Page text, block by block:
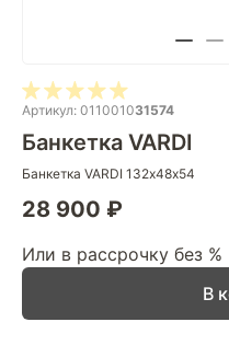
Артикул: 011001031574
Банкетка VARDI
Банкетка VARDI 132х48х54
28 900 ₽
Или в рассрочку без %
В